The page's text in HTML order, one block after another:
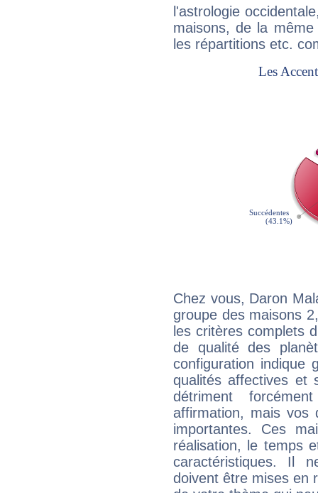
l'astrologie
maisons, de la
les répartitions etc.
Chez vous, Daron
groupe des maisons
les critères complets
de qualité des
configuration indique
qualités affectives et
détriment
affirmation, mais
importantes. Ces
réalisation, le temps
caractéristiques. Il
doivent être mises en